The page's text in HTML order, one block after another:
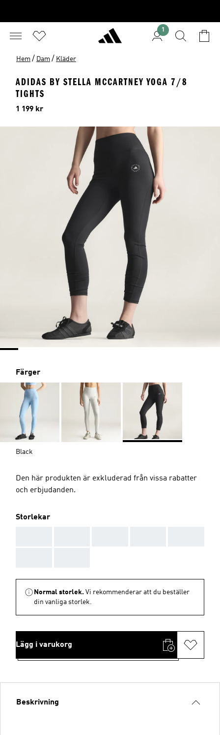
1
Hem / Dam / Kläder
ADIDAS BY STELLA MCCARTNEY YOGA 7/8
TIGHTS
Pris
1 199 kr
Färger
Black
Den här produkten är exkluderad från vissa rabatter
och erbjudanden.
Storlekar
Normal storlek. Vi rekommenderar att du beställer
din vanliga storlek.
Lägg i varukorg
Beskrivning